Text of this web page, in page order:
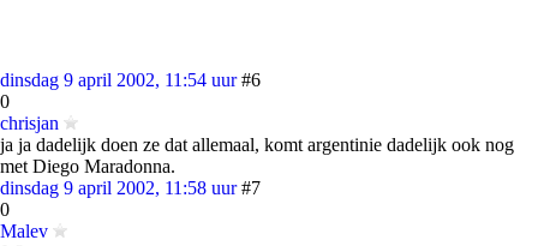
dinsdag 9 april 2002, 11:54 uur #6
0
chrisjan
ja ja dadelijk doen ze dat allemaal, komt argentinie dadelijk ook nog
met Diego Maradonna.
dinsdag 9 april 2002, 11:58 uur #7
0
Malev